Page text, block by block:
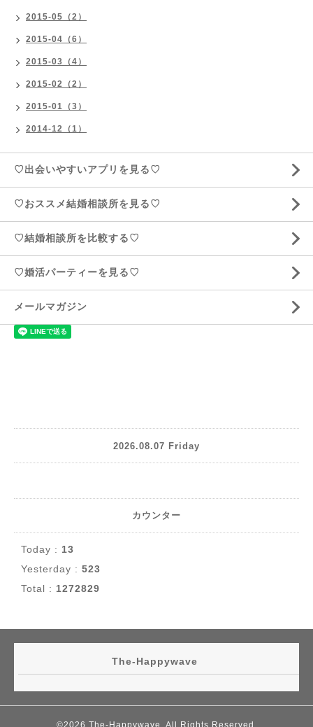
2015-05（2）
2015-04（6）
2015-03（4）
2015-02（2）
2015-01（3）
2014-12（1）
♡出会いやすいアプリを見る♡
♡おススメ結婚相談所を見る♡
♡結婚相談所を比較する♡
♡婚活パーティーを見る♡
メールマガジン
2026.08.07 Friday
カウンター
Today : 13
Yesterday : 523
Total : 1272829
The-Happywave
©2026 The-Happywave . All Rights Reserved.